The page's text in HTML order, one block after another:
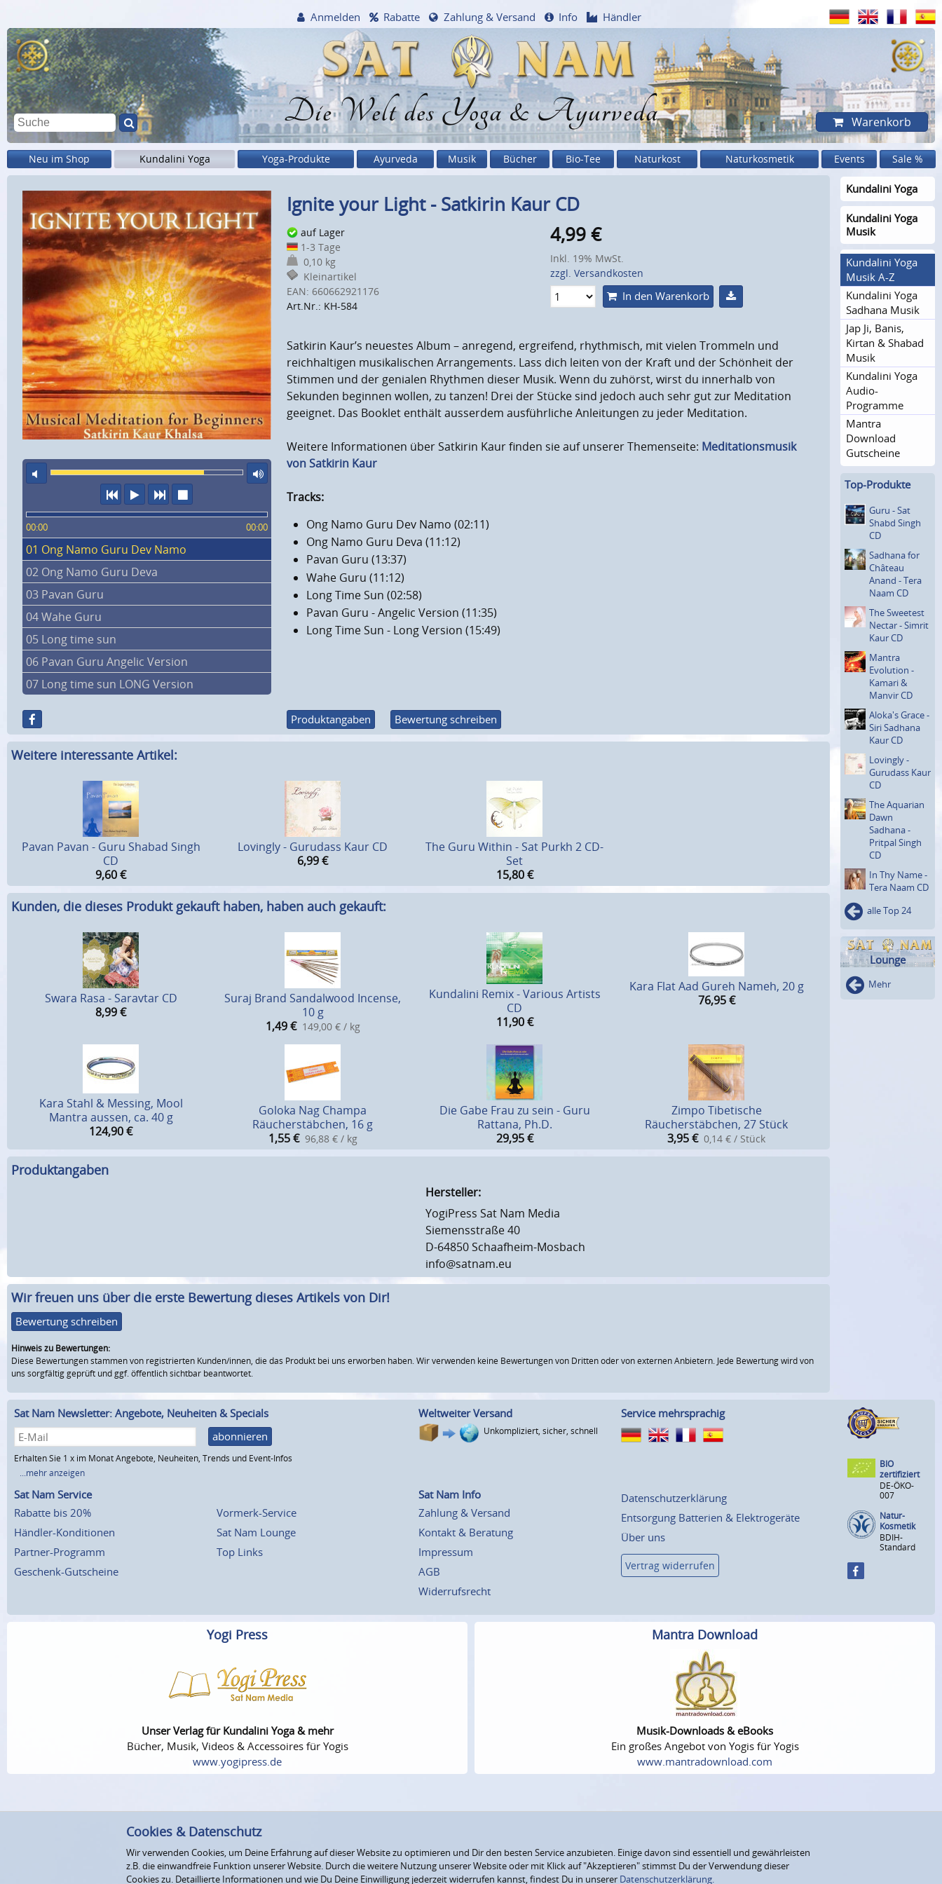
Die Welt des Yoga & Ayurveda
Anmelden Rabatte Zahlung & Versand Info Händler
Warenkorb
Neu im Shop Kundalini Yoga Yoga-Produkte Ayurveda Musik Bücher Bio-Tee Naturkost Naturkosmetik Events Sale %
Ton aus
vorheriger Titel
Abspielennächster Titel
Wiedergabe stoppen
00:00 00:00
01 Ong Namo Guru Dev Namo
02 Ong Namo Guru Deva
03 Pavan Guru
04 Wahe Guru
05 Long time sun
06 Pavan Guru Angelic Version
07 Long time sun LONG Version
Ignite your Light - Satkirin Kaur CD
auf Lager
1-3 Tage
0,10 kg
Kleinartikel
EAN: 660662921176
Art.Nr.: KH-584
4,99€
Inkl. 19% MwSt.
zzgl. Versandkosten
In den Warenkorb
Satkirin Kaur’s neuestes Album – anregend, ergreifend, rhythmisch, mit vielen Trommeln und
reichhaltigen musikalischen Arrangements. Lass dich leiten von der Kraft und der Schönheit der
Stimmen und der genialen Rhythmen dieser Musik. Wenn du zuhörst, wirst du innerhalb von
Sekunden beginnen wollen, zu tanzen! Drei der Stücke sind jedoch auch sehr gut zur Meditation
geeignet. Das Booklet enthält ausserdem ausführliche Anleitungen zu jeder Meditation.
Weitere Informationen über Satkirin Kaur finden sie auf unserer Themenseite: Meditationsmusik
von Satkirin Kaur
Tracks:
Ong Namo Guru Dev Namo (02:11)
Ong Namo Guru Deva (11:12)
Pavan Guru (13:37)
Wahe Guru (11:12)
Long Time Sun (02:58)
Pavan Guru - Angelic Version (11:35)
Long Time Sun - Long Version (15:49)
Produktangaben Bewertung schreiben
Weitere interessante Artikel:
Pavan Pavan - Guru Shabad Singh
CD
9,60€
Lovingly - Gurudass Kaur CD
6,99€
The Guru Within - Sat Purkh 2 CD-
Set
15,80 €
Kunden, die dieses Produkt gekauft haben, haben auch gekauft:
Swara Rasa - Saravtar CD
8,99€
Suraj Brand Sandalwood Incense,
10 g
1,49 € 149,00 € / kg
Kundalini Remix - Various Artists
CD
11,90 €
Kara Flat Aad Gureh Nameh, 20 g
76,95 €
Kara Stahl & Messing, Mool
Mantra aussen, ca. 40 g
124,90€
Goloka Nag Champa
Räucherstäbchen, 16 g
1,55 € 96,88 € / kg
Die Gabe Frau zu sein - Guru
Rattana, Ph.D.
29,95 €
Zimpo Tibetische
Räucherstäbchen, 27 Stück
3,95€ 0,14 € / Stück
Produktangaben
Hersteller:
YogiPress Sat Nam Media
Siemensstraße 40
D-64850 Schaafheim-Mosbach
info@satnam.eu
Wir freuen uns über die erste Bewertung dieses Artikels von Dir!
Bewertung schreiben
Hinweis zu Bewertungen:
Diese Bewertungen stammen von registrierten Kunden/innen, die das Produkt bei uns erworben haben. Wir verwenden keine Bewertungen von Dritten oder von externen Anbietern. Jede Bewertung wird von
uns sorgfältig geprüft und ggf. öffentlich sichtbar beantwortet.
Kundalini Yoga
Kundalini Yoga
Musik
Kundalini Yoga
Musik A-Z
Kundalini Yoga
Sadhana Musik
Jap Ji, Banis,
Kirtan & Shabad
Musik
Kundalini Yoga
Audio-
Programme
Mantra
Download
Gutscheine
Top-Produkte
Guru - Sat
Shabd Singh
CD
Sadhana for
Château
Anand - Tera
Naam CD
The Sweetest
Nectar - Simrit
Kaur CD
Mantra
Evolution -
Kamari &
Manvir CD
Aloka's Grace -
Siri Sadhana
Kaur CD
Lovingly -
Gurudass Kaur
CD
The Aquarian
Dawn
Sadhana -
Pritpal Singh
CD
In Thy Name -
Tera Naam CD
alle Top 24
Lounge
Mehr
Sat Nam Newsletter: Angebote, Neuheiten & Specials
abonnieren
Erhalten Sie 1 x im Monat Angebote, Neuheiten, Trends und Event-Infos
...mehr anzeigen
Weltweiter Versand
Unkompliziert, sicher, schnell
Service mehrsprachig
Sat Nam Service
Rabatte bis 20%
Händler-Konditionen
Partner-Programm
Geschenk-Gutscheine
Vormerk-Service
Sat Nam Lounge
Top Links
Sat Nam Info
Zahlung & Versand
Kontakt & Beratung
Impressum
AGB
Widerrufsrecht
Datenschutzerklärung
Entsorgung Batterien & Elektrogeräte
Über uns
Vertrag widerrufen
BIO
zertifiziert
DE-ÖKO-
007
Natur-
Kosmetik
BDIH-
Standard
Yogi Press
Unser Verlag für Kundalini Yoga & mehr
Bücher, Musik, Videos & Accessoires für Yogis
www.yogipress.de
Mantra Download
Musik-Downloads & eBooks
Ein großes Angebot von Yogis für Yogis
www.mantradownload.com
Cookies & Datenschutz
Wir verwenden Cookies, um Deine Erfahrung auf dieser Website zu optimieren und Dir den besten Service anzubieten. Einige davon sind essentiell und gewährleisten
z.B. die einwandfreie Funktion unserer Website. Durch die weitere Nutzung unserer Website oder mit Klick auf "Akzeptieren" stimmst Du der Verwendung dieser
Cookies zu. Detaillierte Informationen und wie Du Deine Einwilligung jederzeit widerrufen kannst, findest Du in unserer Datenschutzerklärung.